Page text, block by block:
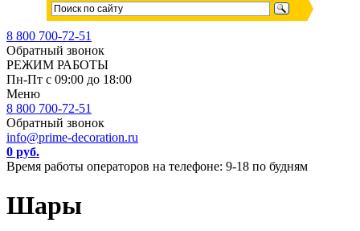
8 800 700-72-51
Обратный звонок
РЕЖИМ РАБОТЫ
Пн-Пт с 09:00 до 18:00
Меню
8 800 700-72-51
Обратный звонок
info@prime-decoration.ru
0 руб.
Время работы операторов на телефоне: 9-18 по будням
Шары